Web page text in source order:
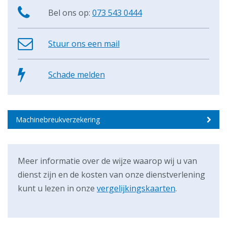
Bel ons op: 073 543 0444
Stuur ons een mail
Schade melden
Machinebreukverzekering
Meer informatie over de wijze waarop wij u van
dienst zijn en de kosten van onze dienstverlening
kunt u lezen in onze vergelijkingskaarten.